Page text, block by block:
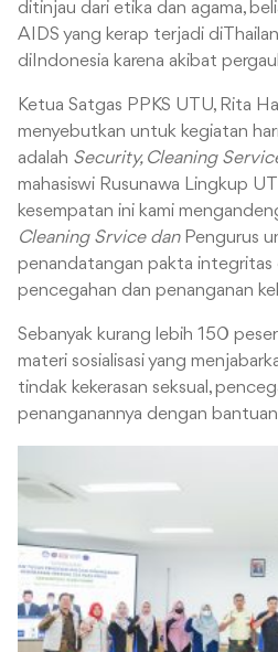
ditinjau dari etika dan agama,
AIDS yang kerap terjadi
diIndonesia karena akibat
Ketua Satgas PPKS UTU, Rita
menyebutkan untuk kegiatan
adalah Security, Cleaning
mahasiswi Rusunawa Lingkup
kesempatan ini kami
Cleaning Srvice dan Pengurus
penandatangan pakta integritas
pencegahan dan penanganan
Sebanyak kurang lebih 150
materi sosialisasi yang
tindak kekerasan seksual,
penanganannya dengan